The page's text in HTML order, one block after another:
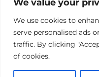
We value your
We use cookies to
serve personalised ads
traffic. By clicking
of cookies.